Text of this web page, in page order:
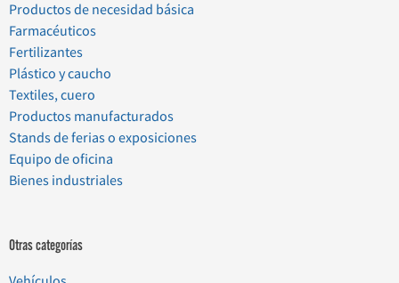
Productos de necesidad básica
Farmacéuticos
Fertilizantes
Plástico y caucho
Textiles, cuero
Productos manufacturados
Stands de ferias o exposiciones
Equipo de oficina
Bienes industriales
Otras categorías